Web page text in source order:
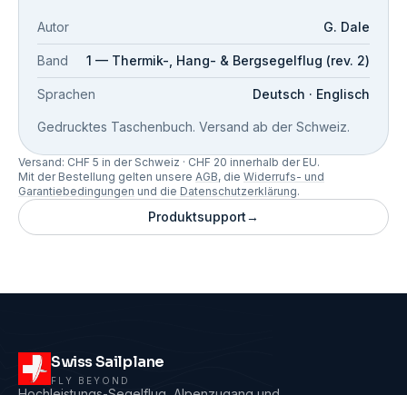
Autor G. Dale
Band 1 — Thermik-, Hang- & Bergsegelflug (rev. 2)
Sprachen Deutsch · Englisch
Gedrucktes Taschenbuch. Versand ab der Schweiz.
Versand: CHF 5 in der Schweiz · CHF 20 innerhalb der EU.
Mit der Bestellung gelten unsere AGB, die Widerrufs- und
Garantiebedingungen und die Datenschutzerklärung.
Produktsupport→
Swiss Sailplane
FLY BEYOND